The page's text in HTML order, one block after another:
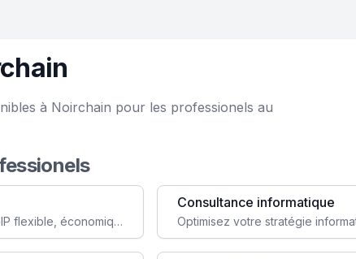
à Noirchain pour les professionels au
Simplifiez votre communication avec une solution VoIP flexible, économique et adaptée à vos besoins professionnels.
Consultance informatique